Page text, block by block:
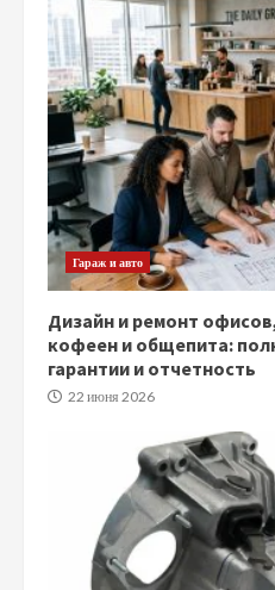
Гараж и авто
Дизайн и ремонт
кофеен и общепита:
гарантии и отчетность
22 июня 2026